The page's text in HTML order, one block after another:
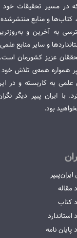
در مسیر تحقیقات خود
کتاب‌ها و منابع
به آخرین و
و سایر منابع
عزیز کشورمان
همواره همه‌ی تلاش خود
به کاربسته و در
با ایران پیپر دیگر
بود.
مقاله
کتاب
استاندارد
پایان نامه